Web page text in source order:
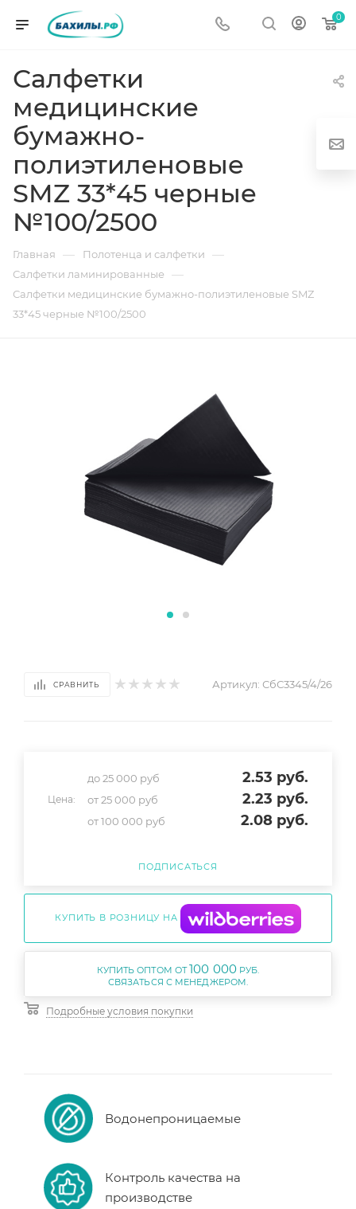
0
Салфетки
медицинские
бумажно-
полиэтиленовые
SMZ 33*45 черные
№100/2500
Главная — Полотенца и салфетки —
Салфетки ламинированные —
Салфетки медицинские бумажно-полиэтиленовые SMZ
33*45 черные №100/2500
СРАВНИТЬ Артикул: СбС3345/4/26
Цена:
до 25 000 руб 2.53 руб.
от 25 000 руб 2.23 руб.
от 100 000 руб 2.08 руб.
ПОДПИСАТЬСЯ
КУПИТЬ В РОЗНИЦУ НА
КУПИТЬ ОПТОМ ОТ100 000РУБ.
Подробные условия покупки
Водонепроницаемые
Контроль качества на
производстве